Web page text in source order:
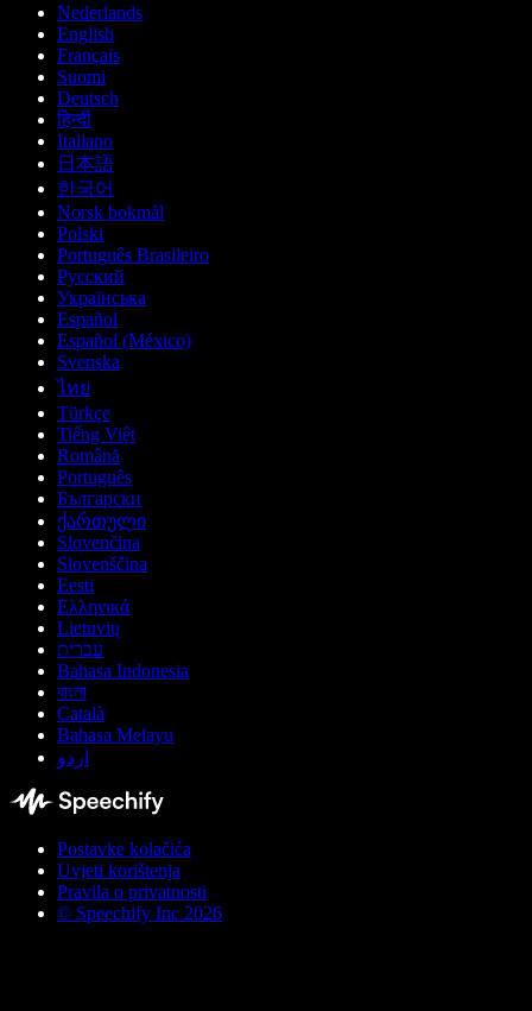
Nederlands
English
Français
Suomi
Deutsch
हिन्दी
Italiano
日本語
한국어
Norsk bokmål
Polski
Português Brasileiro
Русский
Українська
Español
Español (México)
Svenska
ไทย
Türkçe
Tiếng Việt
Română
Português
Български
ქართული
Slovenčina
Slovenščina
Eesti
Ελληνικά
Lietuvių
עברית
Bahasa Indonesia
বাংলা
Català
Bahasa Melayu
اردو
Postavke kolačića
Uvjeti korištenja
Pravila o privatnosti
© Speechify Inc 2026